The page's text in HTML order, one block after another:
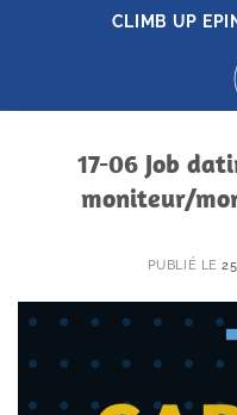
CLIMB UP
17-06 Job
moniteur/
PUBLIÉ LE